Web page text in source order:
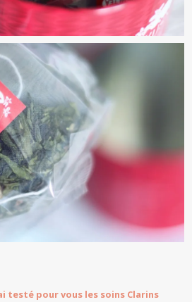
testé pour vous les soins Clarins